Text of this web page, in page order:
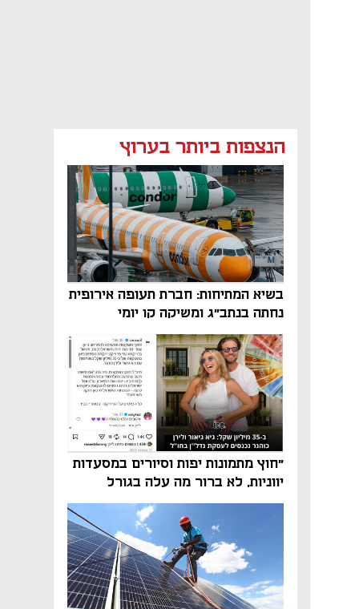
הנצפות ביותר בערוץ
בשיא המתיחות: חברת תעופה אירופית
נחתה בנתב"ג ומשיקה קו יומי
"חוץ מתמונות יפות וסיורים במסעדות
יווניות, לא ברור מה עלה בגורל
פרויקט הנדל"ן"